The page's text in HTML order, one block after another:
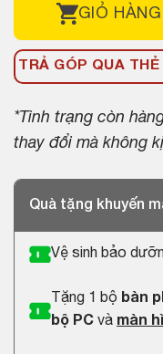
GIỎ HÀNG
TRẢ GÓP QUA
*Tình trạng còn
thay đổi mà không
Quà tặng khuyến
Vệ sinh bảo
Tặng 1 bộ bàn
bộ PC và màn